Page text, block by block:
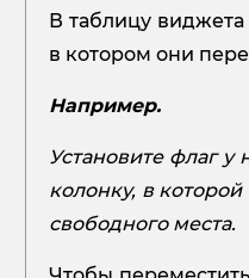
В таблицу
в котором они
Например.
Установите флаг у
колонку, в
свободного места.